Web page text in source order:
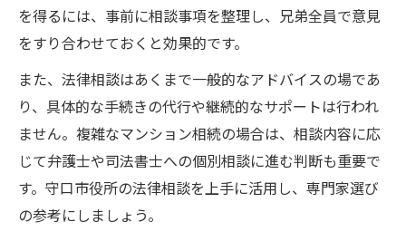
を得るには、事前に相談事項を整理し、兄弟全員で意見
をすり合わせておくと効果的です。
また、法律相談はあくまで一般的なアドバイスの場であ
り、具体的な手続きの代行や継続的なサポートは行われ
ません。複雑なマンション相続の場合は、相談内容に応
じて弁護士や司法書士への個別相談に進む判断も重要で
す。守口市役所の法律相談を上手に活用し、専門家選び
の参考にしましょう。